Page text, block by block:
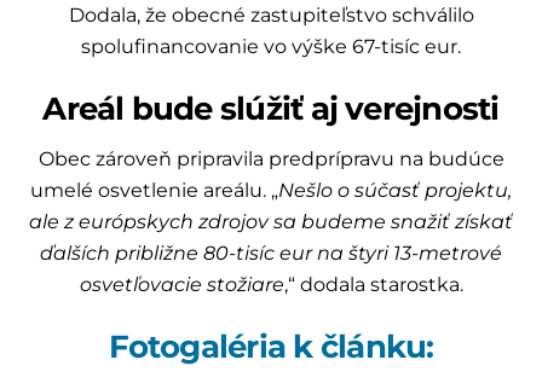
Dodala, že obecné zastupiteľstvo schválilo
spolufinancovanie vo výške 67-tisíc eur.
Areál bude slúžiť aj verejnosti
Obec zároveň pripravila predprípravu na budúce
umelé osvetlenie areálu. „Nešlo o súčasť projektu,
ale z európskych zdrojov sa budeme snažiť získať
ďalších približne 80-tisíc eur na štyri 13-metrové
osvetľovacie stožiare,“ dodala starostka.
Fotogaléria k článku: